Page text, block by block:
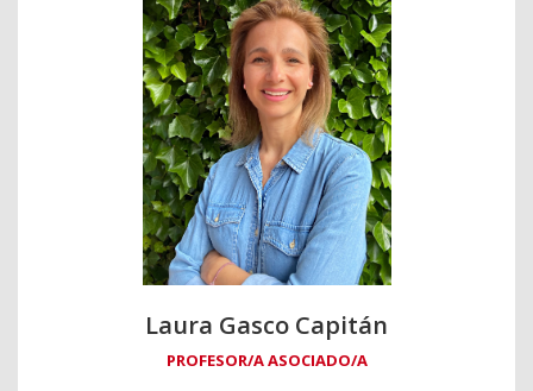
Laura Gasco Capitán
PROFESOR/A ASOCIADO/A